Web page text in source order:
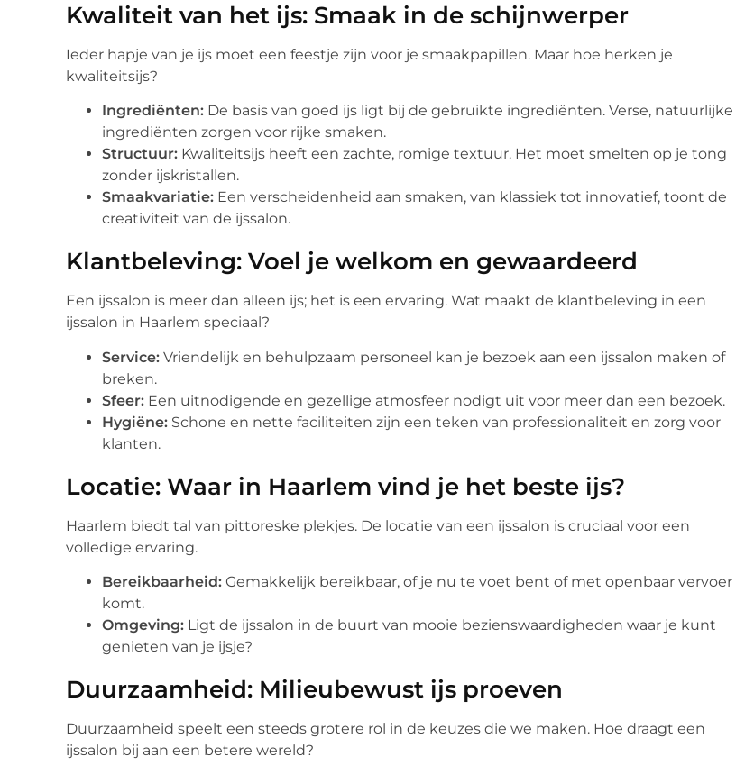
Kwaliteit van het ijs: Smaak in de schijnwerper
Ieder hapje van je ijs moet een feestje zijn voor je smaakpapillen. Maar hoe herken je
kwaliteitsijs?
Ingrediënten: De basis van goed ijs ligt bij de gebruikte ingrediënten. Verse, natuurlijke
ingrediënten zorgen voor rijke smaken.
Structuur: Kwaliteitsijs heeft een zachte, romige textuur. Het moet smelten op je tong
zonder ijskristallen.
Smaakvariatie: Een verscheidenheid aan smaken, van klassiek tot innovatief, toont de
creativiteit van de ijssalon.
Klantbeleving: Voel je welkom en gewaardeerd
Een ijssalon is meer dan alleen ijs; het is een ervaring. Wat maakt de klantbeleving in een
ijssalon in Haarlem speciaal?
Service: Vriendelijk en behulpzaam personeel kan je bezoek aan een ijssalon maken of
breken.
Sfeer: Een uitnodigende en gezellige atmosfeer nodigt uit voor meer dan een bezoek.
Hygiëne: Schone en nette faciliteiten zijn een teken van professionaliteit en zorg voor
klanten.
Locatie: Waar in Haarlem vind je het beste ijs?
Haarlem biedt tal van pittoreske plekjes. De locatie van een ijssalon is cruciaal voor een
volledige ervaring.
Bereikbaarheid: Gemakkelijk bereikbaar, of je nu te voet bent of met openbaar vervoer
komt.
Omgeving: Ligt de ijssalon in de buurt van mooie bezienswaardigheden waar je kunt
genieten van je ijsje?
Duurzaamheid: Milieubewust ijs proeven
Duurzaamheid speelt een steeds grotere rol in de keuzes die we maken. Hoe draagt een
ijssalon bij aan een betere wereld?